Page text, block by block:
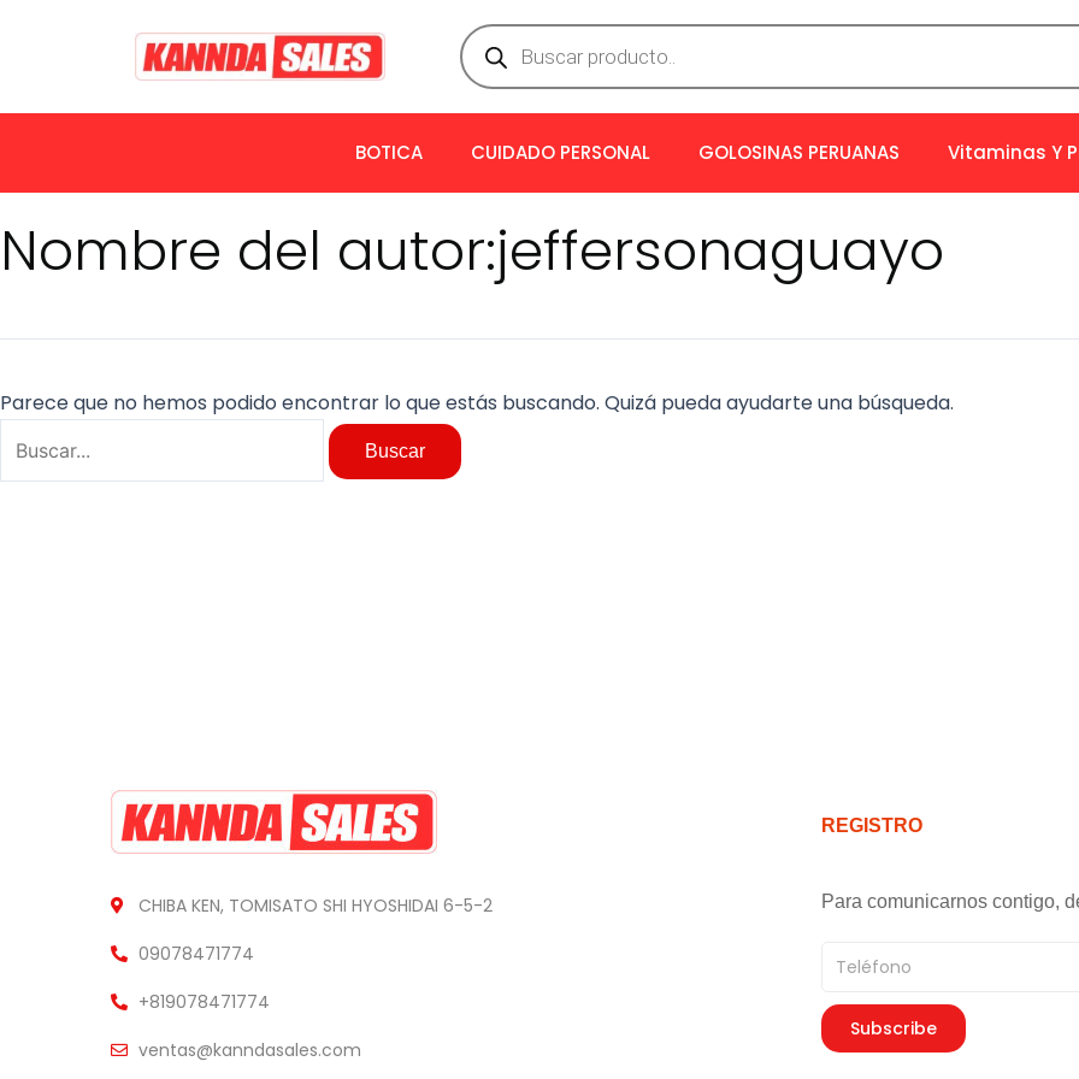
Búsqueda
de
productos
BOTICA CUIDADO PERSONAL GOLOSINAS PERUANAS Vitaminas Y
Nombre del autor:jeffersonaguayo
Parece que no hemos podido encontrar lo que estás buscando. Quizá pueda ayudarte una búsqueda.
CHIBA KEN, TOMISATO SHI HYOSHIDAI 6-5-2
09078471774
+819078471774
ventas@kanndasales.com
REGISTRO
Para comunicarnos contigo,
Teléfono
Subscribe